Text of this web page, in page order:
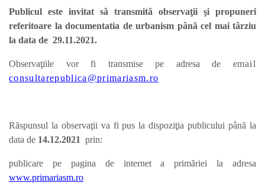
Publicul este invitat să transmită observaţii şi propuneri
referitoare la documentatia de urbanism până cel mai târziu
la data de 29.11.2021.
Observaţiile vor fi transmise pe adresa de email
consultarepublica@primariasm.ro
Răspunsul la observaţii va fi pus la dispoziţia publicului până la
data de 14.12.2021 prin:
publicare pe pagina de internet a primăriei la adresa
www.primariasm.ro